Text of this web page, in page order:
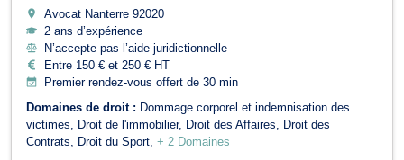
Avocat Nanterre 92020
2 ans d’expérience
N’accepte pas l’aide juridictionnelle
Entre 150 € et 250 € HT
Premier rendez-vous offert de 30 min
Domaines de droit : Dommage corporel et indemnisation des
victimes
Droit de l'immobilier Droit des Affaires
Droit des
Contrats
Droit du Sport + 2 Domaines